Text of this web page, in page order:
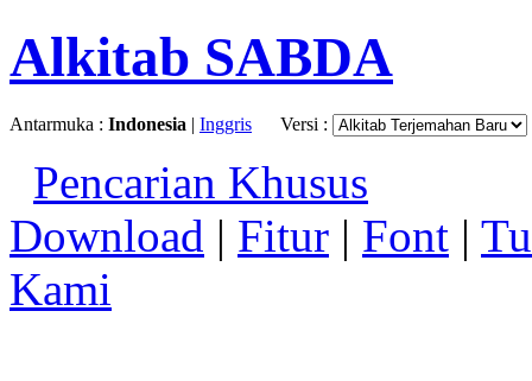
Alkitab SABDA
Antarmuka : Indonesia | Inggris Versi :
Pencarian Khusus
Download | Fitur | Font |
Kami